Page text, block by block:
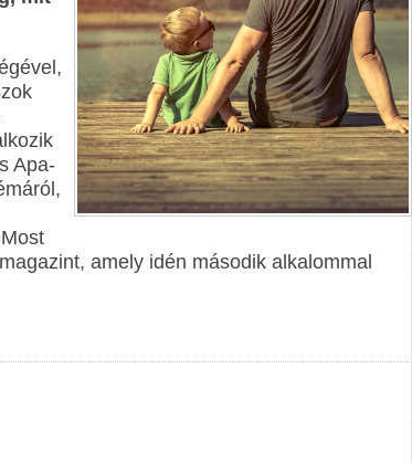
Apa-
amely idén második alkalommal